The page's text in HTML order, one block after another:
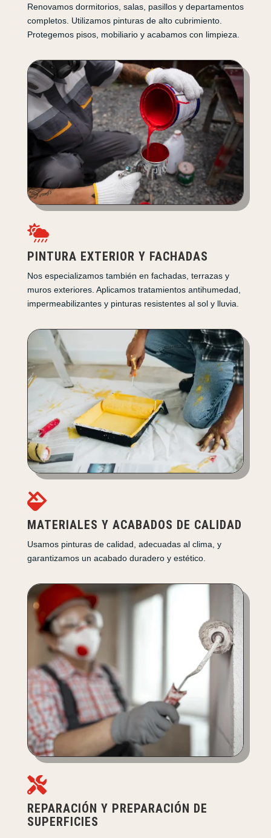
Renovamos dormitorios, salas, pasillos y departamentos
completos. Utilizamos pinturas de alto cubrimiento.
Protegemos pisos, mobiliario y acabamos con limpieza.

PINTURA EXTERIOR Y FACHADAS
Nos especializamos también en fachadas, terrazas y
muros exteriores. Aplicamos tratamientos antihumedad,
impermeabilizantes y pinturas resistentes al sol y lluvia.

MATERIALES Y ACABADOS DE CALIDAD
Usamos pinturas de calidad, adecuadas al clima, y
garantizamos un acabado duradero y estético.

REPARACIÓN Y PREPARACIÓN DE
SUPERFICIES